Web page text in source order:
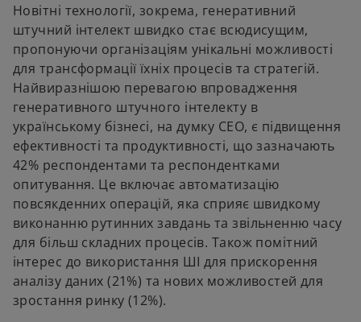
Новітні технології, зокрема, генеративний
штучний інтелект швидко стає всюдисущим,
пропонуючи організаціям унікальні можливості
для трансформації їхніх процесів та стратегій.
Найвиразнішою перевагою впровадження
генеративного штучного інтелекту в
українському бізнесі, на думку СЕО, є підвищення
ефективності та продуктивності, що зазначають
42% респондентами та респондентками
опитування. Це включає автоматизацію
повсякденних операцій, яка сприяє швидкому
виконанню рутинних завдань та звільненню часу
для більш складних процесів. Також помітний
інтерес до використання ШІ для прискорення
аналізу даних (21%) та нових можливостей для
зростання ринку (12%).